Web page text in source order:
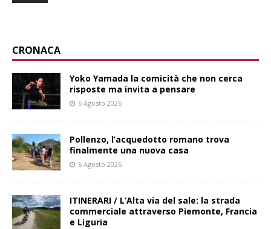
CRONACA
Yoko Yamada la comicità che non cerca
risposte ma invita a pensare
6 Agosto 2026
Pollenzo, l’acquedotto romano trova
finalmente una nuova casa
6 Agosto 2026
ITINERARI / L’Alta via del sale: la strada
commerciale attraverso Piemonte, Francia
e Liguria